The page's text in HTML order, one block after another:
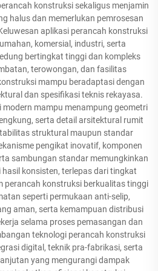
konstruksi sekaligus menjamin
halus dan memerlukan pemrosesan
aplikasi perancah konstruksi
komersial, industri, serta
bertingkat tinggi dan kompleks
terowongan, dan fasilitas
mampu beradaptasi dengan
dan spesifikasi teknis rekayasa.
mampu menampung geometri
serta detail arsitektural rumit
struktural maupun standar
pengikat inovatif, komponen
sambungan standar memungkinkan
konsisten, terlepas dari tingkat
perancah konstruksi berkualitas tinggi
seperti permukaan anti-selip,
aman, serta kemampuan distribusi
selama proses pemasangan dan
teknologi perancah konstruksi
digital, teknik pra-fabrikasi, serta
yang mengurangi dampak